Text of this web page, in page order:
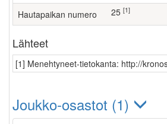
Hautapaikan numero 25 [1]
Lähteet
[1] Menehtyneet-tietokanta: http://
Joukko-osastot (1)